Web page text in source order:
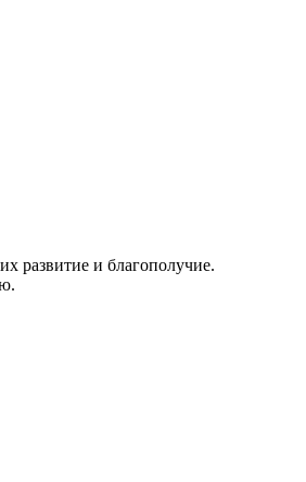
развитие и благополучие.